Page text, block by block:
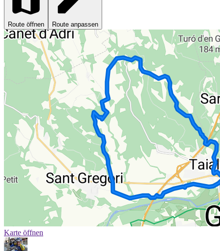
Route öffnen Route anpassen
Karte öffnen